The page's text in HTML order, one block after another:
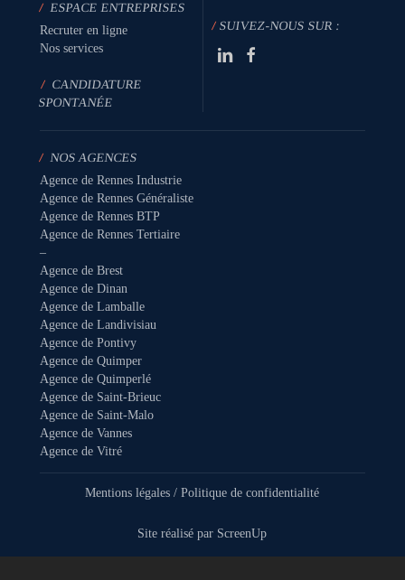
/ ESPACE ENTREPRISES
Recruter en ligne
Nos services
/ CANDIDATURE
SPONTANÉE
/SUIVEZ-NOUS SUR :
/ NOS AGENCES
Agence de Rennes Industrie
Agence de Rennes Généraliste
Agence de Rennes BTP
Agence de Rennes Tertiaire
–
Agence de Brest
Agence de Dinan
Agence de Lamballe
Agence de Landivisiau
Agence de Pontivy
Agence de Quimper
Agence de Quimperlé
Agence de Saint-Brieuc
Agence de Saint-Malo
Agence de Vannes
Agence de Vitré
Mentions légales /Politique de confidentialité
Site réalisé par ScreenUp